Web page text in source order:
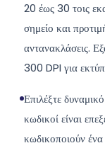
20 έως 30 τοις
σημείο και
αντανακλάσεις.
300 DPI για
Επιλέξτε
κωδικοί είναι
κωδικοποιούν